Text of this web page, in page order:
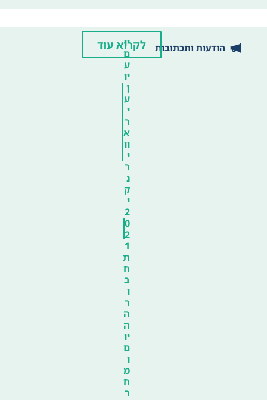
הודעות ותכתובות
יו
ם
ע
יו
ן
ע
י
ר
א
וו
י
ר
נ
ק
י
2
0
2
1
ת
ח
ב
ו
ר
ה
ה
יו
ם
ו
מ
ח
ר
לקרוא עוד